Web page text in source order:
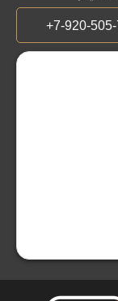
+7-920-